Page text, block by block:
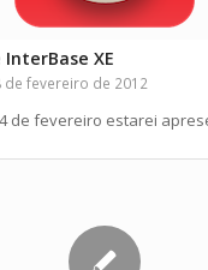
XE
de fevereiro de 2012
de fevereiro estarei